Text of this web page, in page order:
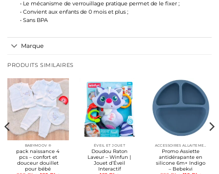
• Le mécanisme de verrouillage pratique permet de le fixer ;
• Convient aux enfants de 0 mois et plus ;
• Sans BPA
Marque
PRODUITS SIMILAIRES
BABYMOOV ®
pack naissance 4
pcs – confort et
douceur douillet
pour bébé
ÉVEIL ET JOUET
Doudou Raton
Laveur – Winfun |
Jouet d’Éveil
Interactif
ACCESSOIRES ALLAITEMENT / REPAS
Promo Assiette
antidérapante en
silicone 6m+ Indigo
– Bebekvi